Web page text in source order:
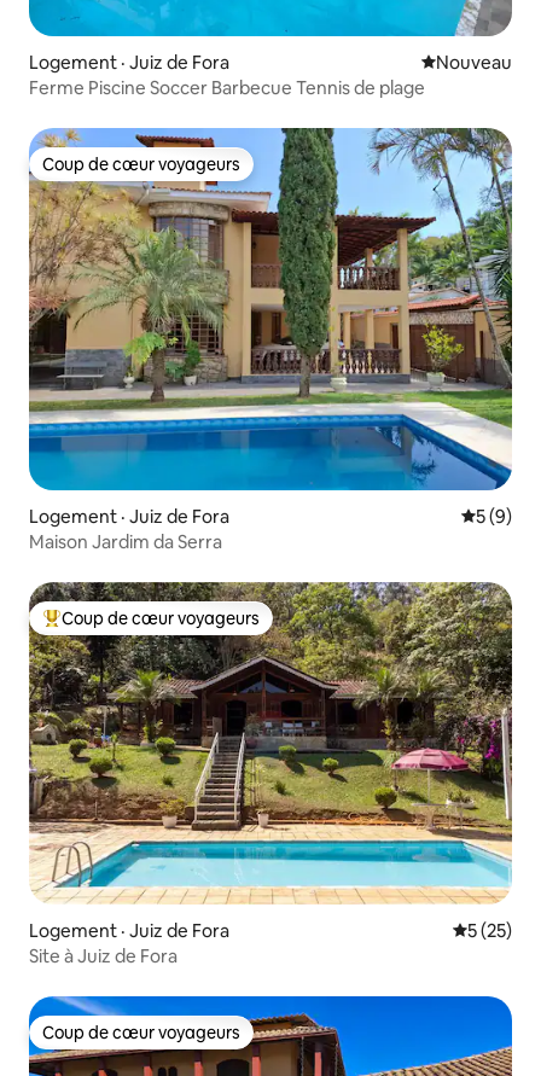
Logement · Juiz de Fora Nouvel
Nouveau
Ferme Piscine Soccer Barbecue Tennis de plage
Coup de cœur voyageurs
Coup de cœur voyageurs
Logement · Juiz de Fora Note
5 (9)
Maison Jardim da Serra
Coup de cœur voyageurs parmi les plus aimés
Coup de cœur voyageurs
Logement · Juiz de Fora Note
5 (25)
Site à Juiz de Fora
Coup de cœur voyageurs
Coup de cœur voyageurs